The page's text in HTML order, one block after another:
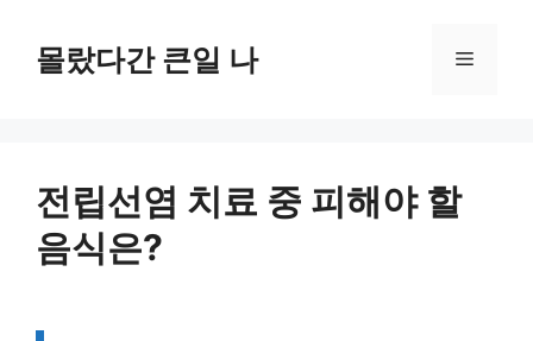
몰랐다간 큰일 나 메
전립선염 치료 중 피해야 할
음식은?